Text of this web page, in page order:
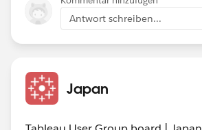
Antwort schreiben...
Japan